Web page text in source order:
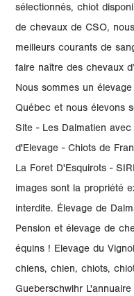
sélectionnés, chiot
de chevaux de CSO,
meilleurs courants de
faire naître des chevaux
Nous sommes un
Québec et nous élevons
Site - Les Dalmatien
d'Elevage - Chiots de
La Foret D'Esquirots -
images sont la propriété
interdite. Élevage de
Pension et élevage de
équins ! Elevage du
chiens, chien, chiots,
Gueberschwihr